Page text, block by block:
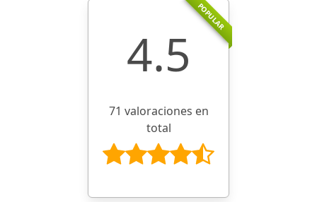
POPULAR
4.5
71 valoraciones en
total